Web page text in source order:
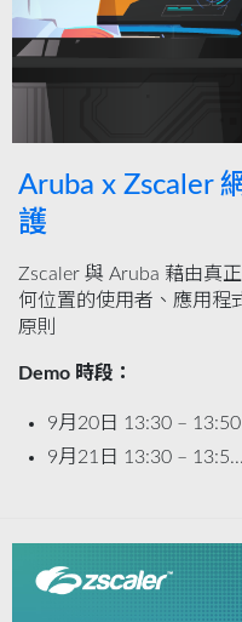
Aruba x Zscaler
護
Zscaler 與 Aruba 藉由真
何位置的使用者、應用程
原則
Demo 時段：
9月20日 13:30 – 13:50
9月21日 13:30 – 13:5...